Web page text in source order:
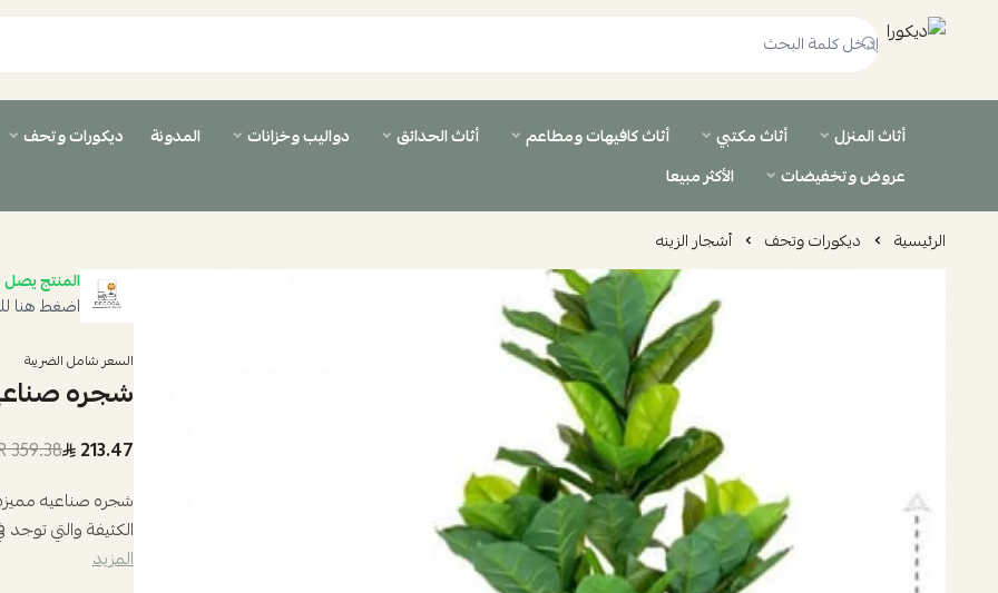
أثاث المنزل أثاث مكتبي أثاث كافيهات ومطاعم أثاث الحدائق دواليب وخزانات المدونة ديكورات وتحف
عروض وتخفيضات
الأكثر مبيعا
الرئيسية ديكورات وتحف
أشجار الزينه
المنتج يصل
اضغط هنا
السعر شامل الضريبة
شجره
213.47
359.38 SAR
شجره صناعيه
الكثيفة والتي توجد
المزيد